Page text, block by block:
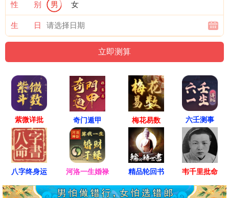
性 别 男 女
生 日
紫微详批 奇门遁甲 梅花易数 六壬测事
八字终身运 河洛一生婚禄 精品轮回书 韦千里批命